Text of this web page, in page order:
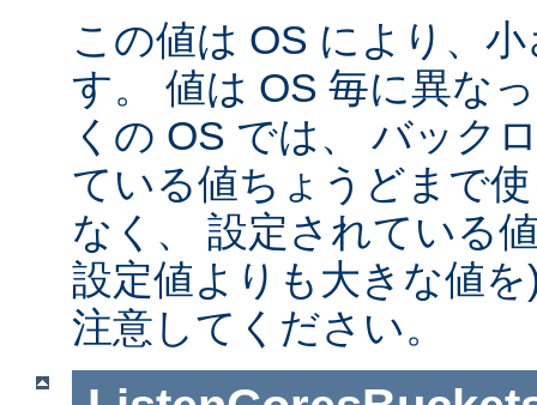
この値は OS により、
す。 値は OS 毎に異な
くの OS では、 バック
ている値ちょうどまで
なく、 設定されている
設定値よりも大きな値
注意してください。